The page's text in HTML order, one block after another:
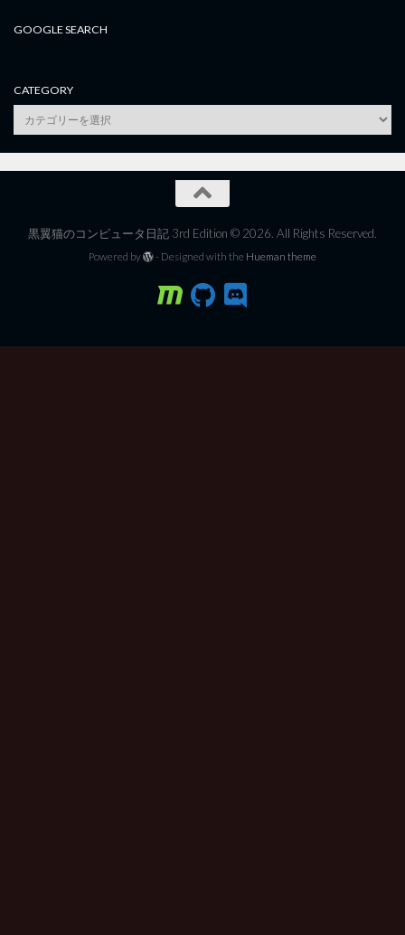
GOOGLE SEARCH
CATEGORY
category
黒翼猫のコンピュータ日記 3rd Edition © 2026. All Rights Reserved.
Powered by - Designed with the Hueman theme